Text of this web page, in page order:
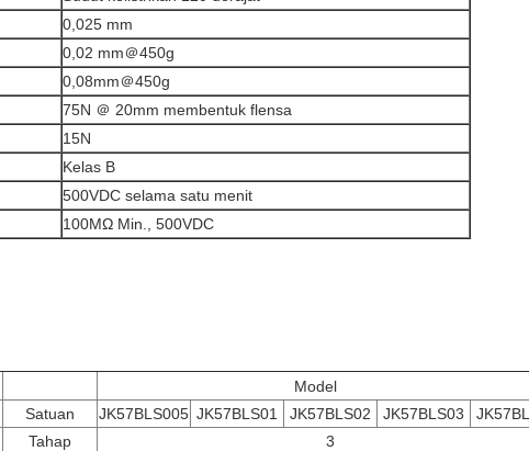
0,025 mm
0,02 mm＠450g
0,08mm＠450g
75N ＠ 20mm membentuk flensa
15N
Kelas B
500VDC selama satu menit
100MΩ Min., 500VDC
ModelB-3
Satuan JK57BLS005 JK57BLS01 JK57BLS02 JK57BLS03
Tahap
3